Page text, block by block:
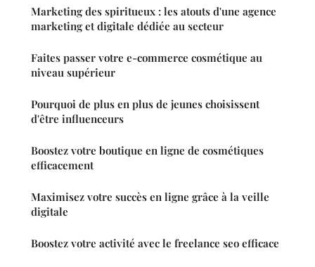
Marketing des spiritueux : les atouts d'une agence
marketing et digitale dédiée au secteur
Faites passer votre e-commerce cosmétique au
niveau supérieur
Pourquoi de plus en plus de jeunes choisissent
d'être influenceurs
Boostez votre boutique en ligne de cosmétiques
efficacement
Maximisez votre succès en ligne grâce à la veille
digitale
Boostez votre activité avec le freelance seo efficace